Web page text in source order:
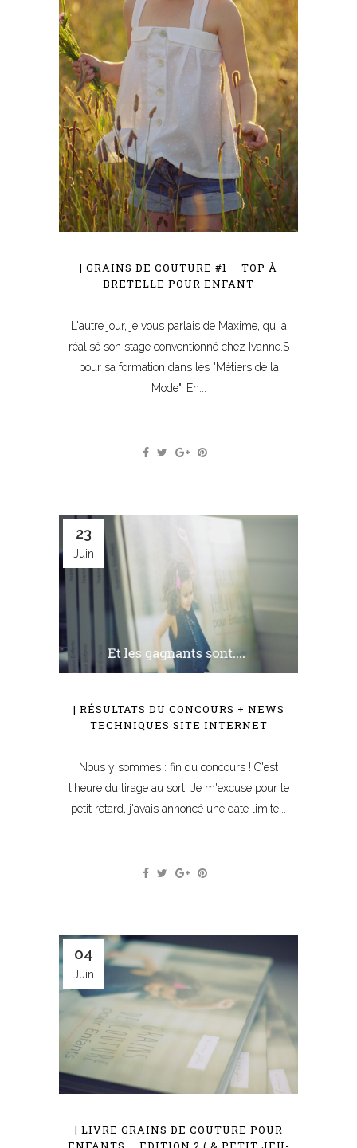
| GRAINS DE COUTURE #1 – TOP À
BRETELLE POUR ENFANT
L'autre jour, je vous parlais de Maxime, qui a
réalisé son stage conventionné chez Ivanne.S
pour sa formation dans les "Métiers de la
Mode". En...
23
Juin
| RÉSULTATS DU CONCOURS + NEWS
TECHNIQUES SITE INTERNET
Nous y sommes : fin du concours ! C'est
l'heure du tirage au sort. Je m'excuse pour le
petit retard, j'avais annoncé une date limite...
04
Juin
| LIVRE GRAINS DE COUTURE POUR